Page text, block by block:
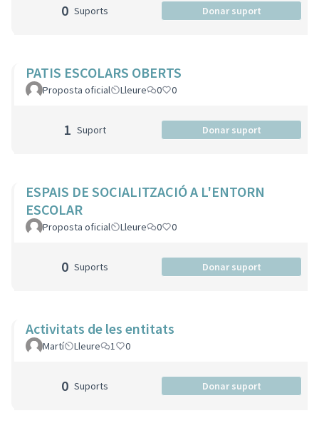
0 Suports Donar suport
PATIS ESCOLARS OBERTS
Proposta oficial Lleure 0 0
1 Suport Donar suport
ESPAIS DE SOCIALITZACIÓ A L'ENTORN
ESCOLAR
Proposta oficial Lleure 0 0
0 Suports Donar suport
Activitats de les entitats
Martí Lleure 1 0
0 Suports Donar suport